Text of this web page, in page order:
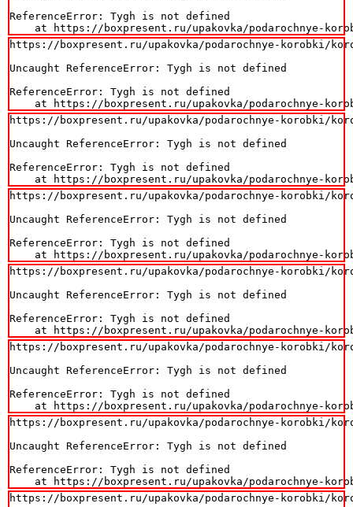
ReferenceError: Tygh is not defined
at https://boxpresent.ru/upakovka/podarochnye-
https://boxpresent.ru/upakovka/podarochnye-korobki/
Uncaught ReferenceError: Tygh is not defined
ReferenceError: Tygh is not defined
at https://boxpresent.ru/upakovka/podarochnye-
https://boxpresent.ru/upakovka/podarochnye-korobki/
Uncaught ReferenceError: Tygh is not defined
ReferenceError: Tygh is not defined
at https://boxpresent.ru/upakovka/podarochnye-
https://boxpresent.ru/upakovka/podarochnye-korobki/
Uncaught ReferenceError: Tygh is not defined
ReferenceError: Tygh is not defined
at https://boxpresent.ru/upakovka/podarochnye-
https://boxpresent.ru/upakovka/podarochnye-korobki/
Uncaught ReferenceError: Tygh is not defined
ReferenceError: Tygh is not defined
at https://boxpresent.ru/upakovka/podarochnye-
https://boxpresent.ru/upakovka/podarochnye-korobki/
Uncaught ReferenceError: Tygh is not defined
ReferenceError: Tygh is not defined
at https://boxpresent.ru/upakovka/podarochnye-
https://boxpresent.ru/upakovka/podarochnye-korobki/
Uncaught ReferenceError: Tygh is not defined
ReferenceError: Tygh is not defined
at https://boxpresent.ru/upakovka/podarochnye-
https://boxpresent.ru/upakovka/podarochnye-korobki/